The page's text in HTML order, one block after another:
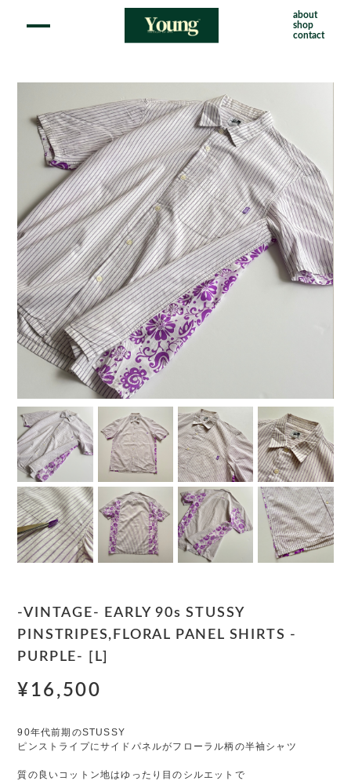
about
shop
contact
-VINTAGE- EARLY 90s STUSSY
PINSTRIPES,FLORAL PANEL SHIRTS -
PURPLE- [L]
¥16,500
90年代前期のSTUSSY
ピンストライプにサイドパネルがフローラル柄の半袖シャツ
質の良いコットン地はゆったり目のシルエットで